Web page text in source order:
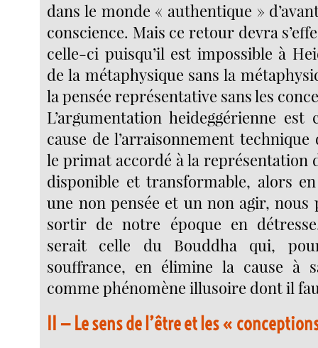
dans le monde « authentique »
conscience. Mais ce retour devra
celle-ci puisqu’il est impossible à
de la métaphysique sans la
la pensée représentative sans les
L’argumentation heideggérienne
cause de l’arraisonnement
le primat accordé à la représentation
disponible et transformable, alors
une non pensée et un non agir, nous
sortir de notre époque en
serait celle du Bouddha qui,
souffrance, en élimine la cause à
comme phénomène illusoire dont il
II — Le sens de l’être et les «